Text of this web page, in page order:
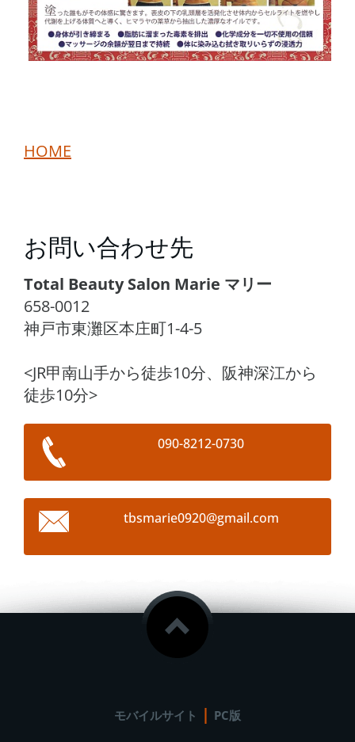
HOME
お問い合わせ先
Total Beauty Salon Marie マリー
658-0012
神戸市東灘区本庄町1-4-5
<JR甲南山手から徒歩10分、阪神深江から
徒歩10分>
090-8212-0730
tbsmarie0920@gmail.com
モバイルサイト | PC版